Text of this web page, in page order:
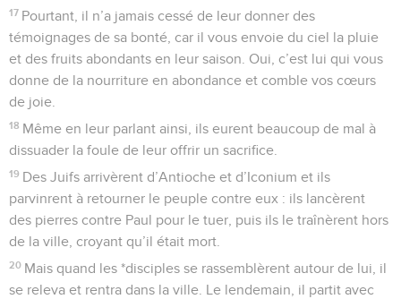
17 Pourtant, il n’a jamais cessé de leur donner des
témoignages de sa bonté, car il vous envoie du ciel la pluie
et des fruits abondants en leur saison. Oui, c’est lui qui vous
donne de la nourriture en abondance et comble vos cœurs
de joie.
18 Même en leur parlant ainsi, ils eurent beaucoup de mal à
dissuader la foule de leur offrir un sacrifice.
19 Des Juifs arrivèrent d’Antioche et d’Iconium et ils
parvinrent à retourner le peuple contre eux : ils lancèrent
des pierres contre Paul pour le tuer, puis ils le traînèrent hors
de la ville, croyant qu’il était mort.
20 Mais quand les *disciples se rassemblèrent autour de lui, il
se releva et rentra dans la ville. Le lendemain, il partit avec